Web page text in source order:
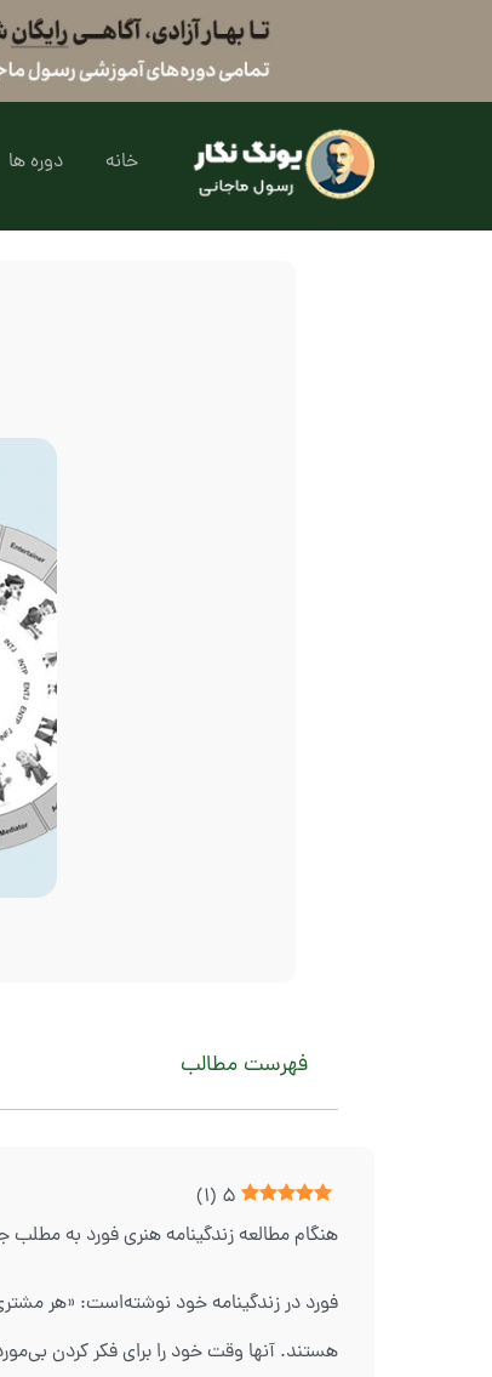
خانه دوره ها
فهرست مطالب
5
(
1
)
هنگام مطالعه زندگینامه هنری فورد به مطلب
هستند. آنها وقت خود را برای فکر کردن